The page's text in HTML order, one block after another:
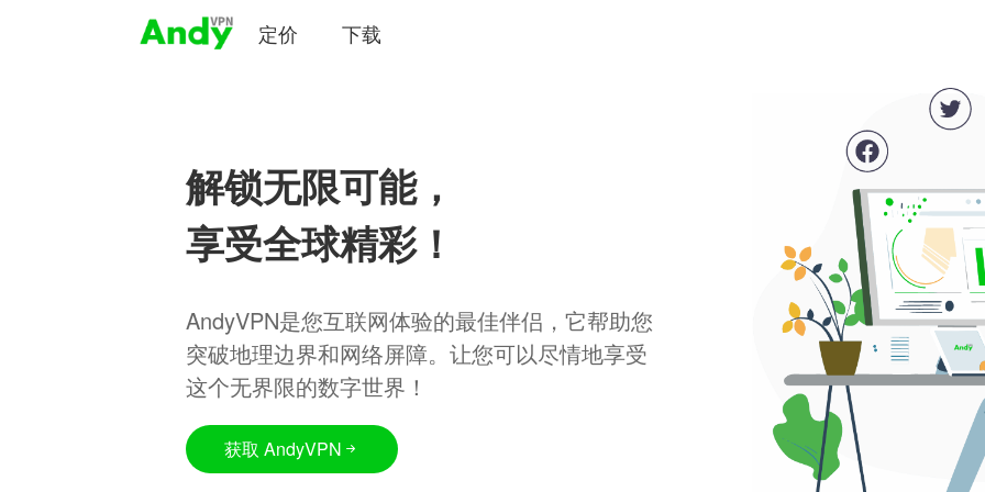
定价 下载
解锁无限可能，
享受全球精彩！
AndyVPN是您互联网体验的最佳伴侣，它帮助您
突破地理边界和网络屏障。让您可以尽情地享受
这个无界限的数字世界！
获取 AndyVPN